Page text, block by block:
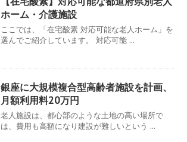
ホーム・介護施設
ここでは、「在宅酸素 対応可能な老人ホーム」を
選んでご紹介しています。 対応可能 ...
銀座に大規模複合型高齢者施設を計画、
月額利用料20万円
老人施設は、都心部のような土地の高い場所で
は、費用も高額になり建設が難しいという ...